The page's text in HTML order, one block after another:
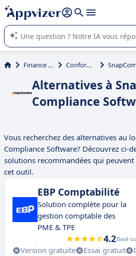
répondre (plusieurs lignes avec
L'IA de Appvizer vous guide dans
logiciel SaaS en entreprise.
Finance et comptabilité Conformité comptable
Alternatives à
Compliance
Vous recherchez des alternatives au
Compliance Software? Découvrez ci-
solutions recommandées qui
cet outil.
EBP Comptabilité
Solution complète pour la
gestion comptable des
PME & TPE
4.2Basé
Version gratuite Essai gratuit